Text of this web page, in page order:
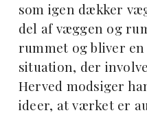
som igen dækker
del af væggen og
rummet og bliver
situation, der
Herved modsiger
ideer, at værket er